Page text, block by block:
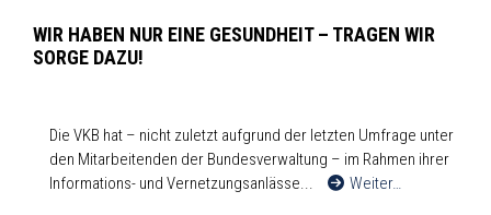
WIR HABEN NUR EINE GESUNDHEIT – TRAGEN WIR
SORGE DAZU!
Die VKB hat – nicht zuletzt aufgrund der letzten Umfrage unter
den Mitarbeitenden der Bundesverwaltung – im Rahmen ihrer
Informations- und Vernetzungsanlässe...
Weiter…